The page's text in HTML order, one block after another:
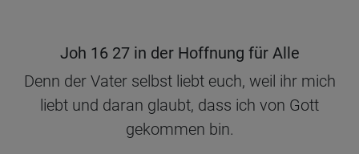
Joh 16 27 in der Hoffnung für Alle
Denn der Vater selbst liebt euch, weil ihr mich
liebt und daran glaubt, dass ich von Gott
gekommen bin.